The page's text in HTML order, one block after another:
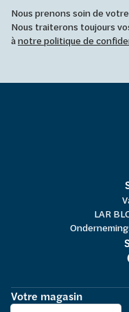
Nous prenons soin de
Nous traiterons toujours
ànotre politique de
LAR
Votre magasin